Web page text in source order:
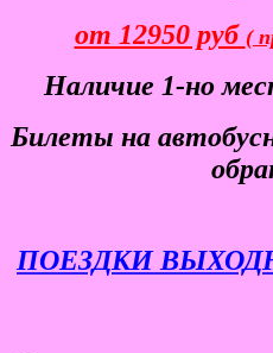
от 12950 руб (
Наличие 1-но
Билеты на
ПОЕЗДКИ